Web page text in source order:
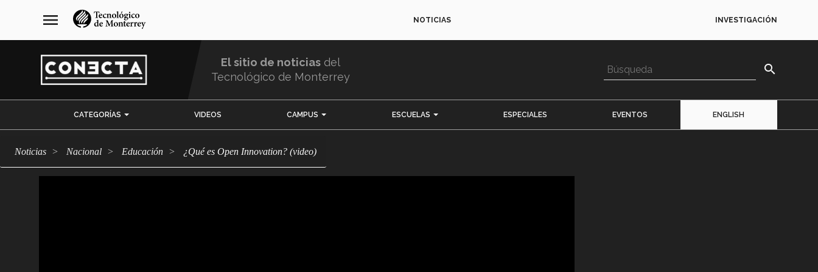
navegación
principal
menu NOTICIAS INVESTIGACIÓN
El sitio de noticias del
Tecnológico de Monterrey
search
CATEGORÍAS VIDEOS CAMPUS ESCUELAS ESPECIALES EVENTOS ENGLISH
Noticias Nacional Educación ¿Qué es Open Innovation? (video)